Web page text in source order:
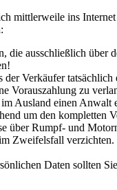
mittlerweile ins
die ausschließlich über
der Verkäufer
Vorauszahlung zu
Ausland einen
um den kompletten
über Rumpf- und
Zweifelsfall
Daten sollten